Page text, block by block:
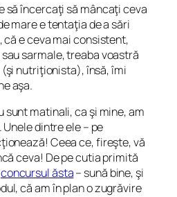
să încercaţi să mâncaţi ceva
mare e tentaţia de a sări
e ceva mai consistent,
sarmale, treaba voastră
nutriţionista), însă, îmi
aşa.
sunt matinali, ca şi mine, am
dintre ele – pe
Ceea ce, fireşte, vă
ceva! De pe cutia primită
concursul ăsta– sună bine, şi
că am în plan o zugrăvire